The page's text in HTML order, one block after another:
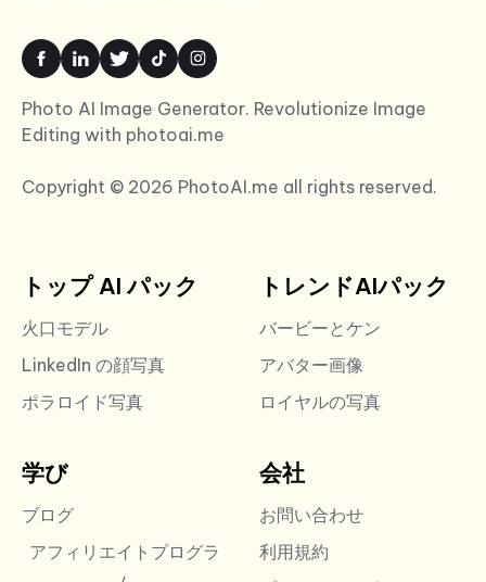
Photo AI Image Generator. Revolutionize Image
Editing with photoai.me
Copyright © 2026 PhotoAI.me all rights reserved.
トップ AI パック
火口モデル
LinkedIn の顔写真
ポラロイド写真
トレンドAIパック
バービーとケン
アバター画像
ロイヤルの写真
学び
ブログ
アフィリエイトプログラ
会社
お問い合わせ
利用規約